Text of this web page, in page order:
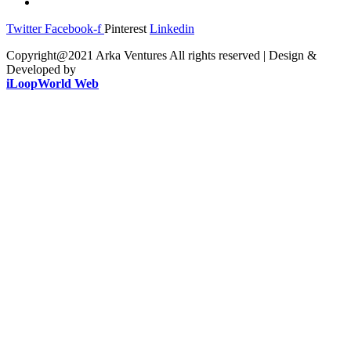
Twitter Facebook-f Pinterest Linkedin
Copyright@2021 Arka Ventures All rights reserved | Design &
Developed by
iLoopWorld Web